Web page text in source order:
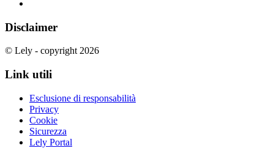
Disclaimer
© Lely - copyright 2026
Link utili
Esclusione di responsabilità
Privacy
Cookie
Sicurezza
Lely Portal